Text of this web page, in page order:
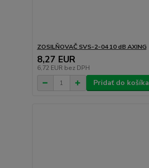
ZOSILŇOVAČ SVS-2-04 10 dB AXING
8,27 EUR
6,72 EUR bez DPH
Pridať do košíka